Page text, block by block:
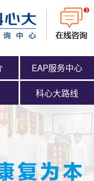
EAP服务中心
科心大路线